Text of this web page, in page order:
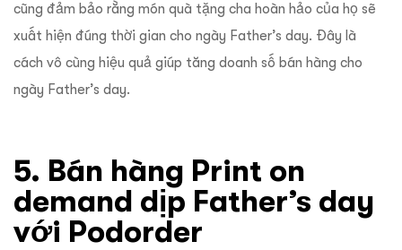
cũng đảm bảo rằng món quà tặng cha hoàn hảo của họ sẽ
xuất hiện đúng thời gian cho ngày Father’s day. Đây là
cách vô cùng hiệu quả giúp tăng doanh số bán hàng cho
ngày Father’s day.
5. Bán hàng Print on
demand dịp Father’s day
với Podorder